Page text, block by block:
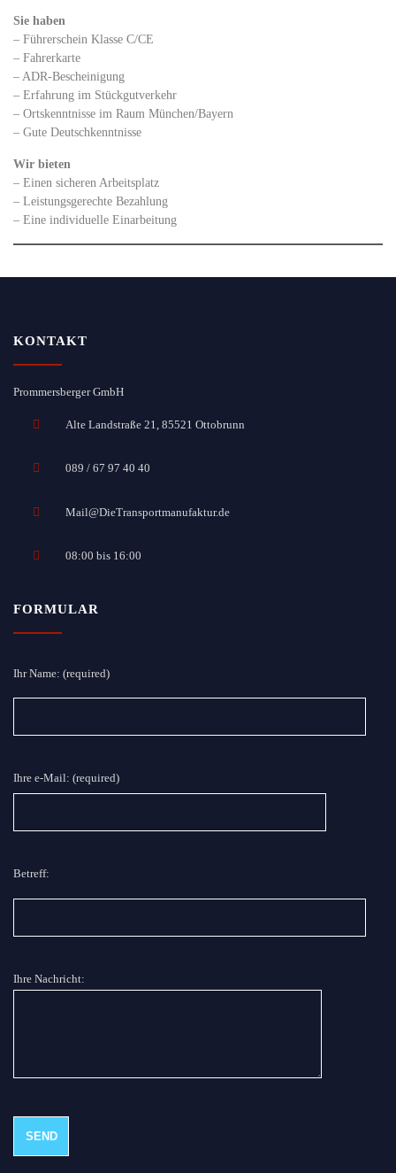
Sie haben
– Führerschein Klasse C/CE
– Fahrerkarte
– ADR-Bescheinigung
– Erfahrung im Stückgutverkehr
– Ortskenntnisse im Raum München/Bayern
– Gute Deutschkenntnisse
Wir bieten
– Einen sicheren Arbeitsplatz
– Leistungsgerechte Bezahlung
– Eine individuelle Einarbeitung
KONTAKT
Prommersberger GmbH
Alte Landstraße 21, 85521 Ottobrunn
089 / 67 97 40 40
Mail@DieTransportmanufaktur.de
08:00 bis 16:00
FORMULAR
Ihr Name: (required)
Ihre e-Mail: (required)
Betreff:
Ihre Nachricht: